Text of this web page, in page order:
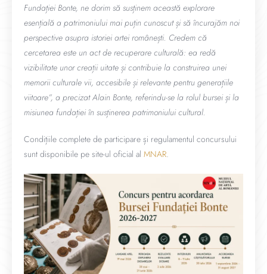
Fundației Bonte, ne dorim să susținem această explorare
esențială a patrimoniului mai puțin cunoscut și să încurajăm noi
perspective asupra istoriei artei românești. Credem că
cercetarea este un act de recuperare culturală: ea redă
vizibilitate unor creații uitate și contribuie la construirea unei
memorii culturale vii, accesibile și relevante pentru generațiile
viitoare”, a precizat Alain Bonte, referindu-se la rolul bursei și la
misiunea fundației în susținerea patrimoniului cultural.
Condițiile complete de participare și regulamentul concursului
sunt disponibile pe site-ul oficial al MNAR.